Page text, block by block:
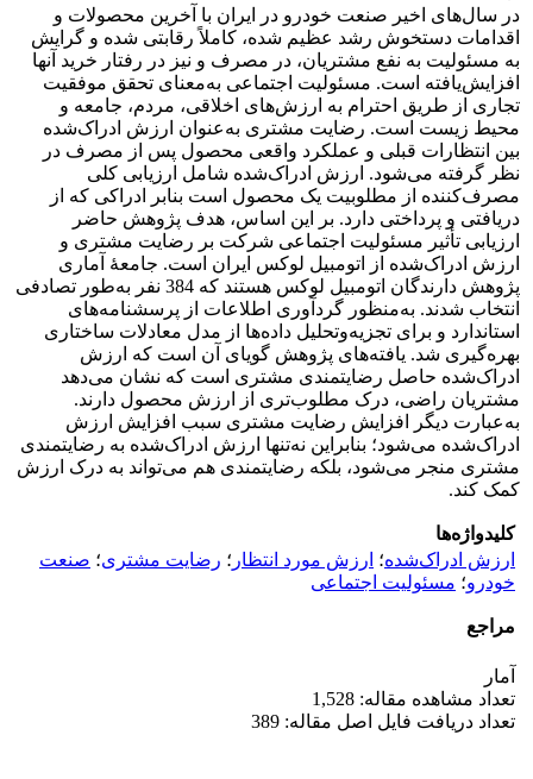
در سال‌های اخیر صنعت خودرو در ایران با آخرین محصولات و
اقدامات دستخوش رشد عظیم شده، کاملاً رقابتی شده و گرایش
به مسئولیت به نفع مشتریان، در مصرف و نیز در رفتار خرید آنها
افزایش‌یافته است. مسئولیت اجتماعی به‌معنای تحقق موفقیت
تجاری از طریق احترام به ارزش‌های اخلاقی، مردم، جامعه و
محیط ‌زیست است. رضایت مشتری به‌عنوان ارزش ادراک‌شده
بین انتظارات قبلی و عملکرد واقعی محصول پس از مصرف در
نظر گرفته می‌شود. ارزش ادراک‌شده شامل ارزیابی کلی
مصرف‌کننده از مطلوبیت یک محصول است بنابر ادراکی که از
دریافتی و پرداختی دارد. بر این اساس، هدف پژوهش حاضر
ارزیابی تأثیر مسئولیت اجتماعی شرکت بر رضایت مشتری و
ارزش ادراک‌شده از اتومبیل لوکس ایران است. جامعۀ آماری
پژوهش دارندگان اتومبیل لوکس هستند که 384 نفر به‌طور تصادفی
انتخاب شدند. به‌منظور گردآوری اطلاعات از پرسشنامه‌های
استاندارد و برای تجزیه‌وتحلیل داده‌ها از مدل معادلات ساختاری
بهره‌گیری شد. یافته‌های پژوهش گویای آن است که ارزش
ادراک‌شده حاصل رضایتمندی مشتری است که نشان می‌دهد
مشتریان راضی، درک مطلوب‌تری از ارزش محصول دارند.
به‌عبارت ‌دیگر افزایش رضایت مشتری سبب افزایش ارزش
ادراک‌شده می‌شود؛ بنابراین نه‌تنها ارزش ادراک‌شده به رضایتمندی
مشتری منجر می‌شود، بلکه رضایتمندی هم می‌تواند به درک ارزش
کمک کند.
کلیدواژه‌ها
ارزش ادراک‌شده؛ ارزش مورد انتظار ؛ رضایت مشتری؛ صنعت
خودرو؛ مسئولیت اجتماعی
مراجع
آمار
تعداد مشاهده مقاله: 1,528
تعداد دریافت فایل اصل مقاله: 389